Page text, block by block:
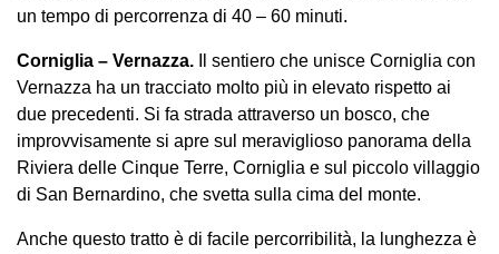
un tempo di percorrenza di 40 – 60 minuti.
Corniglia – Vernazza. Il sentiero che unisce Corniglia con
Vernazza ha un tracciato molto più in elevato rispetto ai
due precedenti. Si fa strada attraverso un bosco, che
improvvisamente si apre sul meraviglioso panorama della
Riviera delle Cinque Terre, Corniglia e sul piccolo villaggio
di San Bernardino, che svetta sulla cima del monte.
Anche questo tratto è di facile percorribilità, la lunghezza è